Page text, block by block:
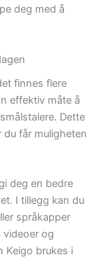
deg med å
finnes flere
effektiv måte å
Dette
får muligheten
deg en bedre
I tillegg kan du
språkapper
videoer og
Keigo brukes i